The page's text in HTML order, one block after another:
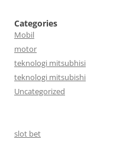
Categories
Mobil
motor
teknologi mitsubhisi
teknologi mitsubishi
Uncategorized
slot bet